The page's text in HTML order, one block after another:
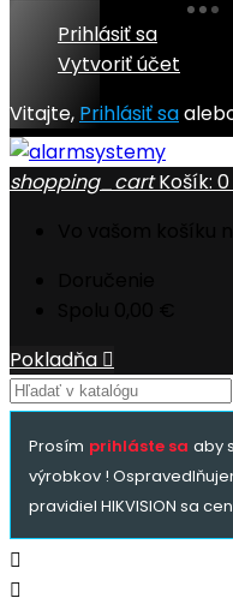
Prihlásiť sa
Vytvoriť účet
Vitajte, Prihlásiť sa
shopping_cart Košík: 0
Pokladňa 
Prosím prihláste sa aby
výrobkov !
pravidiel HIKVISION sa

